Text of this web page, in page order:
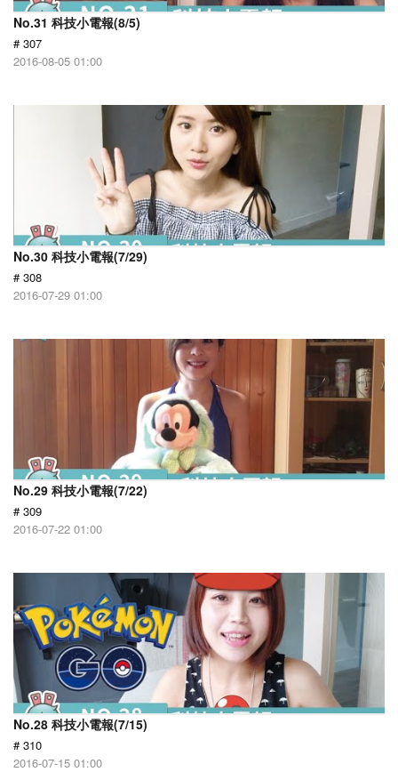
No.31 科技小電報(8/5)
# 307
2016-08-05 01:00
No.30 科技小電報(7/29)
# 308
2016-07-29 01:00
No.29 科技小電報(7/22)
# 309
2016-07-22 01:00
No.28 科技小電報(7/15)
# 310
2016-07-15 01:00